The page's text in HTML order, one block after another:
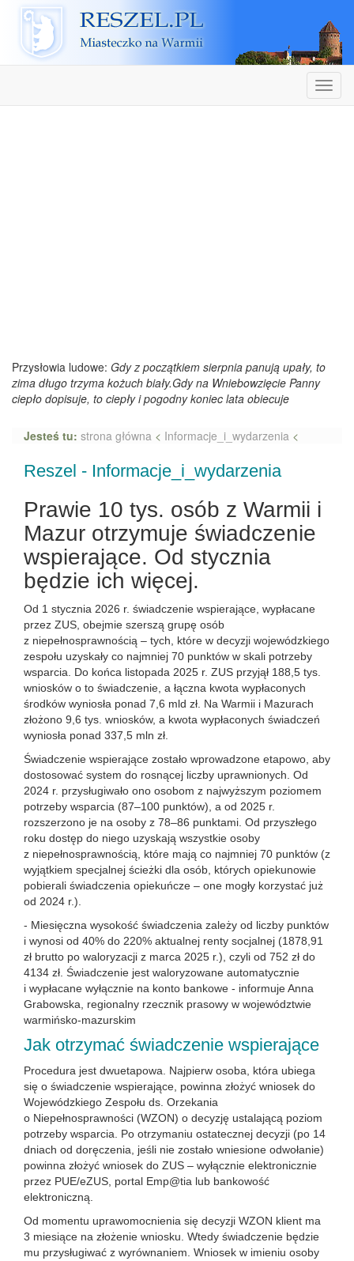
Reszel
Przysłowia ludowe: Gdy z początkiem sierpnia panują upały, to
zima długo trzyma kożuch biały.Gdy na Wniebowzięcie Panny
ciepło dopisuje, to ciepły i pogodny koniec lata obiecuje
Jesteś tu: strona główna < Informacje_i_wydarzenia <
Reszel - Informacje_i_wydarzenia
Prawie 10 tys. osób z Warmii i
Mazur otrzymuje świadczenie
wspierające. Od stycznia
będzie ich więcej.
Od 1 stycznia 2026 r. świadczenie wspierające, wypłacane
przez ZUS, obejmie szerszą grupę osób
z niepełnosprawnością – tych, które w decyzji wojewódzkiego
zespołu uzyskały co najmniej 70 punktów w skali potrzeby
wsparcia. Do końca listopada 2025 r. ZUS przyjął 188,5 tys.
wniosków o to świadczenie, a łączna kwota wypłaconych
środków wyniosła ponad 7,6 mld zł. Na Warmii i Mazurach
złożono 9,6 tys. wniosków, a kwota wypłaconych świadczeń
wyniosła ponad 337,5 mln zł.
Świadczenie wspierające zostało wprowadzone etapowo, aby
dostosować system do rosnącej liczby uprawnionych. Od
2024 r. przysługiwało ono osobom z najwyższym poziomem
potrzeby wsparcia (87–100 punktów), a od 2025 r.
rozszerzono je na osoby z 78–86 punktami. Od przyszłego
roku dostęp do niego uzyskają wszystkie osoby
z niepełnosprawnością, które mają co najmniej 70 punktów (z
wyjątkiem specjalnej ścieżki dla osób, których opiekunowie
pobierali świadczenia opiekuńcze – one mogły korzystać już
od 2024 r.).
- Miesięczna wysokość świadczenia zależy od liczby punktów
i wynosi od 40% do 220% aktualnej renty socjalnej (1878,91
zł brutto po waloryzacji z marca 2025 r.), czyli od 752 zł do
4134 zł. Świadczenie jest waloryzowane automatycznie
i wypłacane wyłącznie na konto bankowe - informuje Anna
Grabowska, regionalny rzecznik prasowy w województwie
warmińsko-mazurskim
Jak otrzymać świadczenie wspierające
Procedura jest dwuetapowa. Najpierw osoba, która ubiega
się o świadczenie wspierające, powinna złożyć wniosek do
Wojewódzkiego Zespołu ds. Orzekania
o Niepełnosprawności (WZON) o decyzję ustalającą poziom
potrzeby wsparcia. Po otrzymaniu ostatecznej decyzji (po 14
dniach od doręczenia, jeśli nie zostało wniesione odwołanie)
powinna złożyć wniosek do ZUS – wyłącznie elektronicznie
przez PUE/eZUS, portal Emp@tia lub bankowość
elektroniczną.
Od momentu uprawomocnienia się decyzji WZON klient ma
3 miesiące na złożenie wniosku. Wtedy świadczenie będzie
mu przysługiwać z wyrównaniem. Wniosek w imieniu osoby